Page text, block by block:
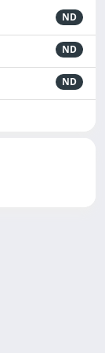
ND
ND
ND